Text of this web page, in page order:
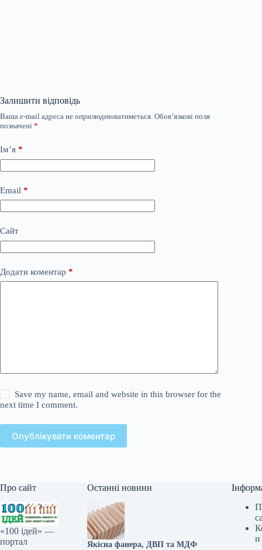
Залишити відповідь
Ваша e-mail адреса не оприлюднюватиметься. Обов’язкові поля
позначені *
Ім’я *
Email *
Сайт
Додати коментар *
Save my name, email and website in this browser for the
next time I comment.
Опублікувати коментар
Про сайт
«100 ідей» —
портал
Останні новини
Якісна фанера, ДВП та МДФ
и